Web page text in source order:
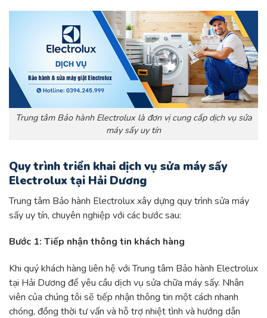
Trung tâm Bảo hành Electrolux là đơn vị cung cấp dịch vụ sửa
máy sấy uy tín
Quy trình triển khai dịch vụ sửa máy sấy
Electrolux tại Hải Dương
Trung tâm Bảo hành Electrolux xây dựng quy trình sửa máy
sấy uy tín, chuyên nghiệp với các bước sau:
Bước 1: Tiếp nhận thông tin khách hàng
Khi quý khách hàng liên hệ với Trung tâm Bảo hành Electrolux
tại Hải Dương để yêu cầu dịch vụ sửa chữa máy sấy. Nhân
viên của chúng tôi sẽ tiếp nhận thông tin một cách nhanh
chóng, đồng thời tư vấn và hỗ trợ nhiệt tình và hướng dẫn